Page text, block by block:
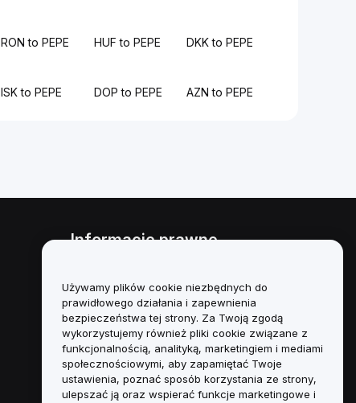
RON to PEPE HUF to PEPE DKK to PEPE
ISK to PEPE DOP to PEPE AZN to PEPE
Informacje prawne
interesów
Podsumowanie polityki
powiernictwa i zarządzania
Informacje ESG
Biuletyny informacyjne
kryptoaktywów
Używamy plików cookie niezbędnych do
prawidłowego działania i zapewnienia
bezpieczeństwa tej strony. Za Twoją zgodą
wykorzystujemy również pliki cookie związane z
funkcjonalnością, analityką, marketingiem i mediami
społecznościowymi, aby zapamiętać Twoje
ustawienia, poznać sposób korzystania ze strony,
ulepszać ją oraz wspierać funkcje marketingowe i